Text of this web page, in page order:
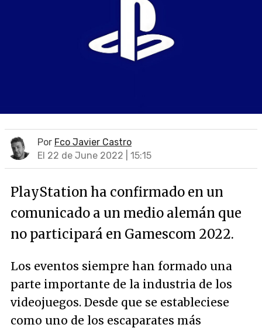
Por Fco Javier Castro
El 22 de June 2022 | 15:15
PlayStation ha confirmado en un
comunicado a un medio alemán que
no participará en Gamescom 2022.
Los eventos siempre han formado una
parte importante de la industria de los
videojuegos. Desde que se estableciese
como uno de los escaparates más